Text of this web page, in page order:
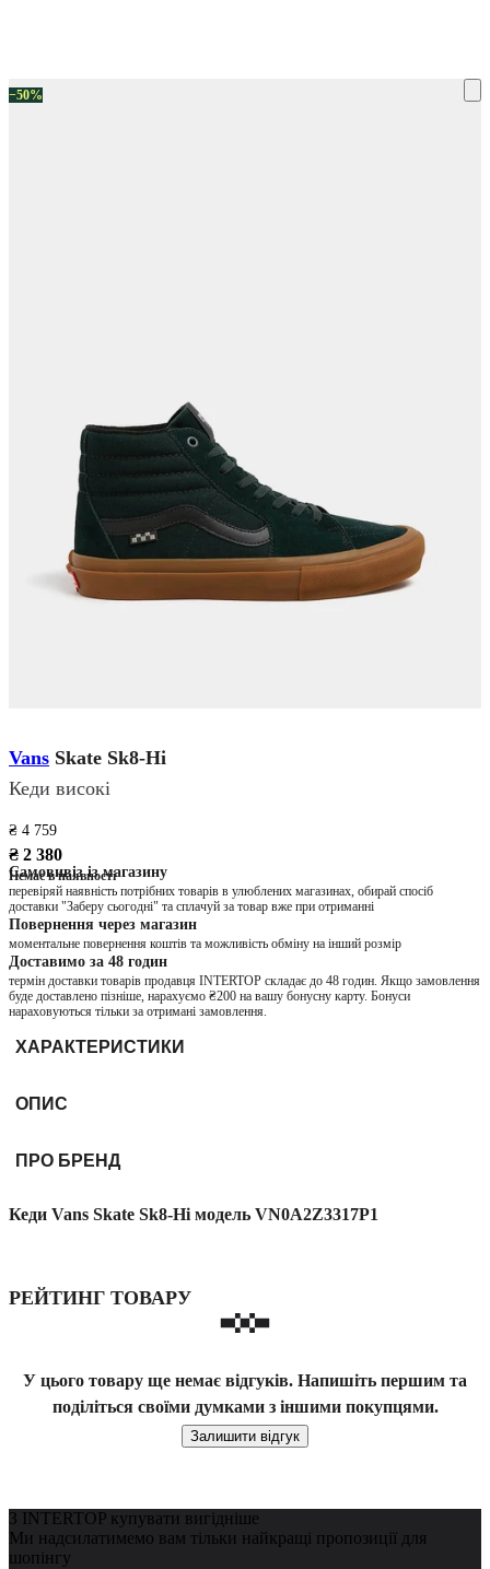
−50%
Vans Skate Sk8-Hi
Кеди високі
₴ 4 759
₴ 2 380
Немає в наявності
Самовивіз із магазину
перевіряй наявність потрібних товарів в улюблених магазинах, обирай спосіб
доставки "Заберу сьогодні" та сплачуй за товар вже при отриманні
Повернення через магазин
моментальне повернення коштів та можливість обміну на інший розмір
Доставимо за 48 годин
термін доставки товарів продавця INTERTOP складає до 48 годин. Якщо замовлення
буде доставлено пізніше, нарахуємо ₴200 на вашу бонусну карту. Бонуси
нараховуються тільки за отримані замовлення.
ХАРАКТЕРИСТИКИ
ОПИС
ПРО БРЕНД
Кеди Vans Skate Sk8-Hi модель VN0A2Z3317P1
РЕЙТИНГ ТОВАРУ
У цього товару ще немає відгуків. Напишіть першим та
поділіться своїми думками з іншими покупцями.
Залишити відгук
З INTERTOP купувати вигідніше
Ми надсилатимемо вам тільки найкращі пропозиції для
шопінгу